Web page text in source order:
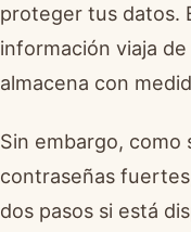
proteger tus datos.
información viaja
almacena con
Sin embargo, como
contraseñas
dos pasos si está